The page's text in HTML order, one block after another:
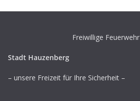
Freiwillige Feuerwehr
Stadt Hauzenberg
– unsere Freizeit für Ihre Sicherheit –